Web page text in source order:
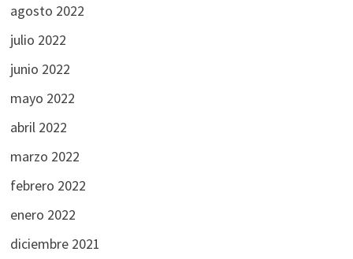
agosto 2022
julio 2022
junio 2022
mayo 2022
abril 2022
marzo 2022
febrero 2022
enero 2022
diciembre 2021